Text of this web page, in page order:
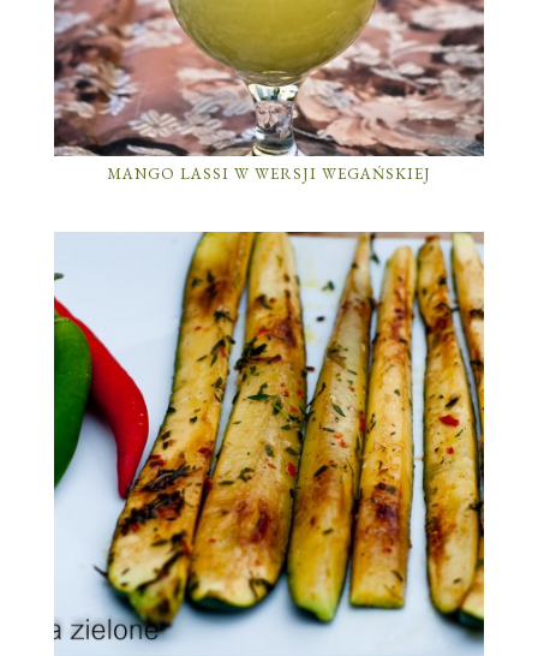
MANGO LASSI W WERSJI WEGAŃSKIEJ